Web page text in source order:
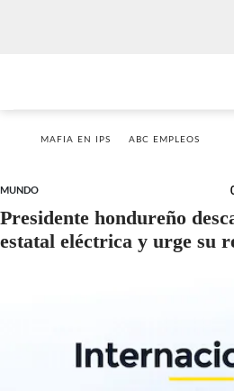
MAFIA EN IPS ABC EMPLEOS
MUNDO
Presidente hondureño
estatal eléctrica y urge su